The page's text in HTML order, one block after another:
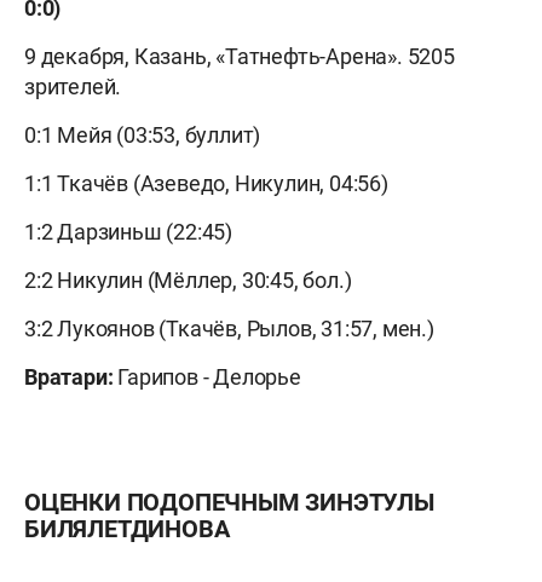
0:0)
9 декабря, Казань, «Татнефть-Арена». 5205
зрителей.
0:1 Мейя (03:53, буллит)
1:1Ткачёв (Азеведо, Никулин, 04:56)
1:2Дарзиньш (22:45)
2:2Никулин (Мёллер, 30:45, бол.)
3:2Лукоянов (Ткачёв, Рылов, 31:57, мен.)
Вратари: Гарипов-Делорье
ОЦЕНКИ ПОДОПЕЧНЫМ ЗИНЭТУЛЫ
БИЛЯЛЕТДИНОВА